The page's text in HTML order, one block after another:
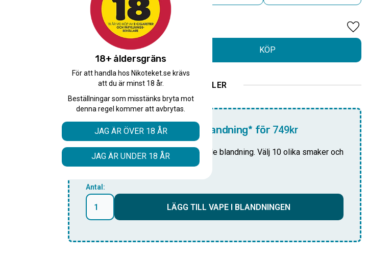
KÖP
Lägg till i
ELLER
Skapa din egen 10-pack blandning* för 749kr
Lägg till denna smak i din anpassade blandning. Välj 10 olika smaker och
få dem för ett specialpris!
Antal:
LÄGG TILL VAPE I BLANDNINGEN
18+ åldersgräns
För att handla hos Nikoteket.se krävs
att du är minst 18 år.
Beställningar som misstänks bryta mot
denna regel kommer att avbrytas.
JAG ÄR ÖVER 18 ÅR
JAG ÄR UNDER 18 ÅR